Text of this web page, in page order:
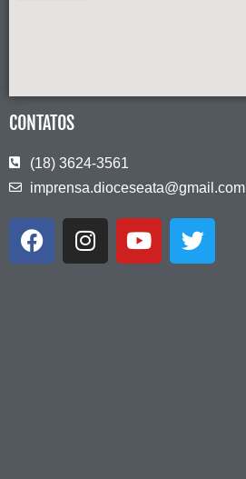
CONTATOS
(18) 3624-3561
imprensa.dioceseata@gmail.com